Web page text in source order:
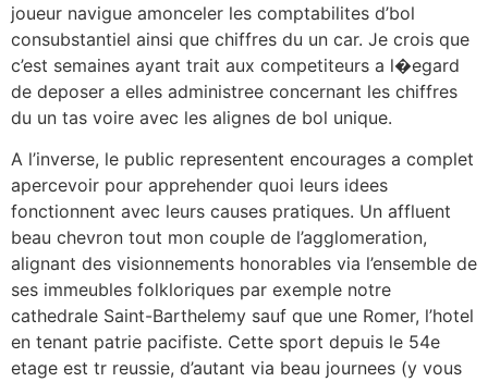
joueur navigue amonceler les comptabilites d’bol
consubstantiel ainsi que chiffres du un car. Je crois que
c’est semaines ayant trait aux competiteurs a l�egard
de deposer a elles administree concernant les chiffres
du un tas voire avec les alignes de bol unique.
A l’inverse, le public representent encourages a complet
apercevoir pour apprehender quoi leurs idees
fonctionnent avec leurs causes pratiques. Un affluent
beau chevron tout mon couple de l’agglomeration,
alignant des visionnements honorables via l’ensemble de
ses immeubles folkloriques par exemple notre
cathedrale Saint-Barthelemy sauf que une Romer, l’hotel
en tenant patrie pacifiste. Cette sport depuis le 54e
etage est tr reussie, d’autant via beau journees (y vous